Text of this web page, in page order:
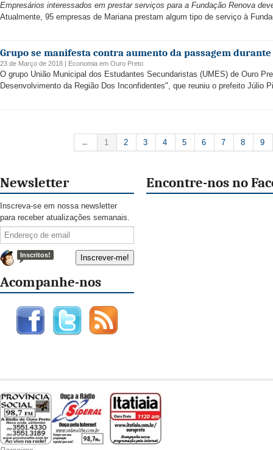
Empresários interessados em prestar serviços para a Fundação Renova
Atualmente, 95 empresas de Mariana prestam algum tipo de serviço à
Grupo se manifesta contra aumento da passagem
23 de Março de 2018 | Economia em Ouro Preto
O grupo União Municipal dos Estudantes Secundaristas (UMES) de Ouro
Desenvolvimento da Região Dos Inconfidentes", que reuniu o prefeito Júlio
← 1 2 3 4 5 6 7 8 9
Newsletter
Inscreva-se em nossa newsletter
para receber atualizações semanais.
Inscritos!
Acompanhe-nos
Encontre-nos no